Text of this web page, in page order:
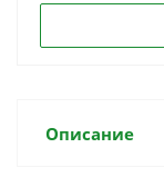
Описание